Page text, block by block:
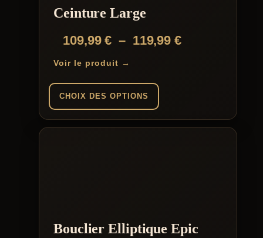
Ceinture Large
109,99€ – 119,99€Plage
119,99 €
Voir le produit →
CHOIX DES OPTIONS
produit
Bouclier Elliptique Epic